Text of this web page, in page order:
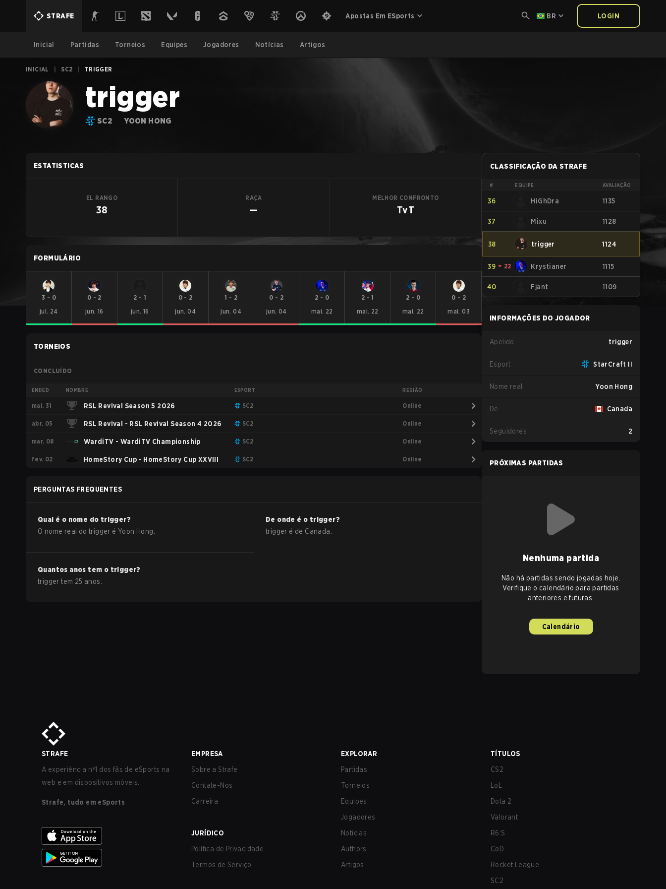
STRAFE Apostas Em ESports BR LOGIN
Inicial Partidas Torneios Equipes Jogadores Notícias Artigos
INICIAL SC2 TRIGGER
trigger
SC2 YOON HONG
ESTATISTICAS
EL RANGO
38
RAÇA
—
MELHOR CONFRONTO
TvT
FORMULÁRIO
3 - 0
jul. 24
0 - 2
jun. 16
2 - 1
jun. 16
0 - 2
jun. 04
1 - 2
jun. 04
0 - 2
jun. 04
2 - 0
mai. 22
2 -1
mai. 22
2 - 0
mai. 22
0 - 2
mai. 03
TORNEIOS
CONCLUÍDO
ENDED NOMBRE ESPORT REGIÃO
mai. 31 RSL Revival Season 5 2026 SC2 Online
abr. 05 RSL Revival - RSL Revival Season 4 2026 SC2 Online
mar. 08 WardiTV - WardiTV Championship SC2 Online
fev. 02 HomeStory Cup - HomeStory Cup XXVIII SC2 Online
PERGUNTAS FREQUENTES
Qual é o nome do trigger?
O nome real dotrigger éYoon Hong
De onde é o trigger?
trigger é de Canada
Quantos anos tem o trigger?
trigger tem 25 anos.
CLASSIFICAÇÃO DA STRAFE
# EQUIPE AVALIAÇÃO
36 HiGhDra 1135
37 Mixu 1128
38 trigger 1124
39 ⏷ 22 Krystianer 1115
40 Fjant 1109
INFORMAÇÕES DO JOGADOR
Apelido trigger
Esport StarCraft II
Nome real Yoon Hong
De Canada
Seguidores 2
PRÓXIMAS PARTIDAS
Nenhuma partida
Não há partidas sendo jogadas hoje.
Verifique o calendário para partidas
anteriores e futuras.
Calendário
STRAFE
A experiência nº1 dos fãs de eSports na
web e em dispositivos móveis.
Strafe, tudo em eSports
EMPRESA
Sobre a Strafe
Contate-Nos
Carreira
JURÍDICO
Política de Privacidade
Termos de Serviço
EXPLORAR
Partidas
Torneios
Equipes
Jogadores
Notícias
Authors
Artigos
TÍTULOS
CS2
LoL
Dota 2
Valorant
R6:S
CoD
Rocket League
SC2